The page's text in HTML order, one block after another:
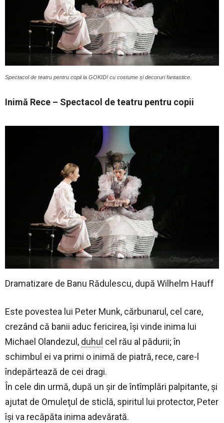
Spectacol de teatru pentru copii la GOKID! cu costume și decoruri fantastice.
Inimă Rece – Spectacol de teatru pentru copii
Dramatizare de Banu Rădulescu, după Wilhelm Hauff
Este povestea lui Peter Munk, cărbunarul, cel care,
crezând că banii aduc fericirea, îşi vinde inima lui
Michael Olandezul, duhul cel rău al pădurii; în
schimbul ei va primi o inimă de piatră, rece, care-l
îndepărtează de cei dragi.
În cele din urmă, după un şir de întîmplări palpitante, şi
ajutat de Omuleţul de sticlă, spiritul lui protector, Peter
îşi va recăpăta inima adevărată.